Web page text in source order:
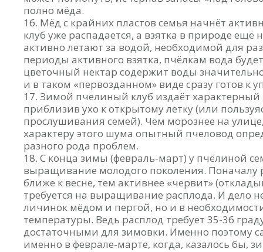
полно мёда.
Мёд с крайних пластов семья начнёт
клуб уже распадается, а взятка в природе
активно летают за водой, необходимой для
периоды активного взятка, пчёлкам вода
цветочный нектар содержит воды
и в таком «первозданном» виде сразу готов к
Зимой пчелиный клуб издаёт
приблизив ухо к открытому летку (или
прослушивания семей). Чем морознее на
характеру этого шума опытный пчеловод
разного рода проблем.
С конца зимы (февраль-март) у пчёлиной
выращивание молодого поколения. Поначалу
ближе к весне, тем активнее «червит»
требуется на выращивание расплода. И дело
личинок мёдом и пергой, но и в
температуры. Ведь расплод требует 35-36
достаточными для зимовки. Именно поэтому
именно в феврале-марте, когда, казалось бы,